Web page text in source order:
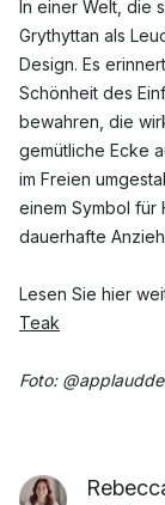
In einer Welt, die
Grythyttan als
Design. Es
Schönheit des
bewahren, die
gemütliche Ecke
im Freien
einem Symbol für
dauerhafte
Lesen Sie hier
Teak
Foto: